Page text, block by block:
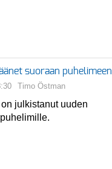
suoraan puhelimeen
Timo Östman
julkistanut uuden